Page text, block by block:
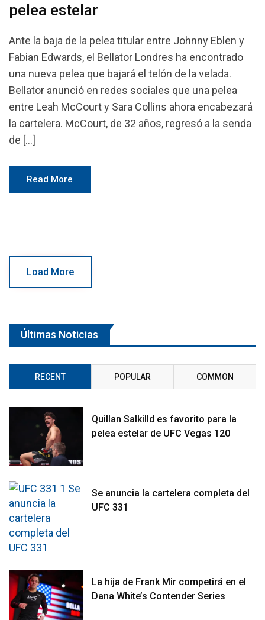
pelea estelar
Ante la baja de la pelea titular entre Johnny Eblen y
Fabian Edwards, el Bellator Londres ha encontrado
una nueva pelea que bajará el telón de la velada.
Bellator anunció en redes sociales que una pelea
entre Leah McCourt y Sara Collins ahora encabezará
la cartelera. McCourt, de 32 años, regresó a la senda
de […]
Read More
Load More
Últimas Noticias
RECENT POPULAR COMMON
Quillan Salkilld es favorito para la
pelea estelar de UFC Vegas 120
Se anuncia la cartelera completa del
UFC 331
La hija de Frank Mir competirá en el
Dana White’s Contender Series